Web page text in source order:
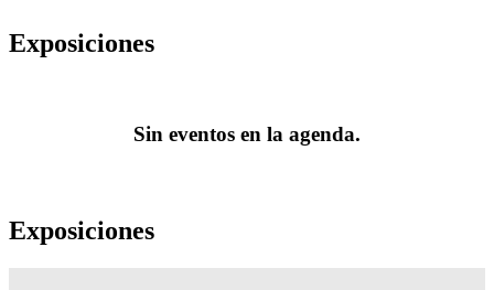
Exposiciones
Sin eventos en la agenda.
Exposiciones